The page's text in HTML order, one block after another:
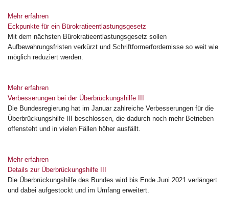
Mehr erfahren
Eckpunkte für ein Bürokratieentlastungsgesetz
Mit dem nächsten Bürokratieentlastungsgesetz sollen
Aufbewahrungsfristen verkürzt und Schriftformerfordernisse so weit wie
möglich reduziert werden.
Mehr erfahren
Verbesserungen bei der Überbrückungshilfe III
Die Bundesregierung hat im Januar zahlreiche Verbesserungen für die
Überbrückungshilfe III beschlossen, die dadurch noch mehr Betrieben
offensteht und in vielen Fällen höher ausfällt.
Mehr erfahren
Details zur Überbrückungshilfe III
Die Überbrückungshilfe des Bundes wird bis Ende Juni 2021 verlängert
und dabei aufgestockt und im Umfang erweitert.